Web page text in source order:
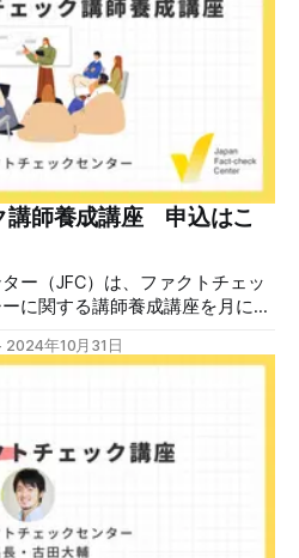
げるべき人はいない」など、拡
多いため検証する。 検証過
講師養成講座 申込はこ
ー（JFC）は、ファクトチェッ
に関する講師養成講座を月に1
で利用可能な教材を提供しま
JFC）による講師養成講座で
インで90分）を受講いただいた
には、教室や職場などで利用可
Peatix : More than a
2024年10月31日